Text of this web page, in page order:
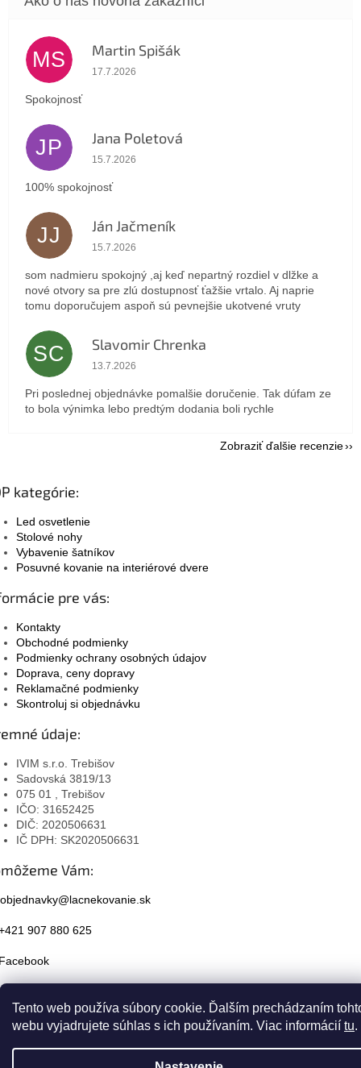
Tento web používa súbory cookie. Ďalším prechádzaním
webu vyjadrujete súhlas s ich používaním. Viac informácií tu.
MS Martin Spišák
Hodnotenie obchodu je 5 z 5 hviezdičiek.
17.7.2026
Spokojnosť
JP Jana Poletová
Hodnotenie obchodu je 5 z 5 hviezdičiek.
15.7.2026
100% spokojnosť
JJ Ján Jačmeník
Hodnotenie obchodu je 5 z 5 hviezdičiek.
15.7.2026
som nadmieru spokojný ,aj keď nepartný rozdiel v dlžke a
nové otvory sa pre zlú dostupnosť ťažšie vrtalo. Aj naprie
tomu doporučujem aspoň sú pevnejšie ukotvené vruty
SC Slavomir Chrenka
Hodnotenie obchodu je 5 z 5 hviezdičiek.
13.7.2026
Pri poslednej objednávke pomalšie doručenie. Tak dúfam ze
to bola výnimka lebo predtým dodania boli rychle
Zobraziť ďalšie recenzie
kategórie:
Led osvetlenie
Stolové nohy
Vybavenie šatníkov
Posuvné kovanie na interiérové dvere
pre vás:
Kontakty
Obchodné podmienky
Podmienky ochrany osobných údajov
Doprava, ceny dopravy
Reklamačné podmienky
Skontroluj si objednávku
údaje:
IVIM s.r.o. Trebišov
Sadovská 3819/13
075 01 , Trebišov
IČO: 31652425
DIČ: 2020506631
IČ DPH: SK2020506631
Vám:
objednavky@lacnekovanie.sk
907 880 625